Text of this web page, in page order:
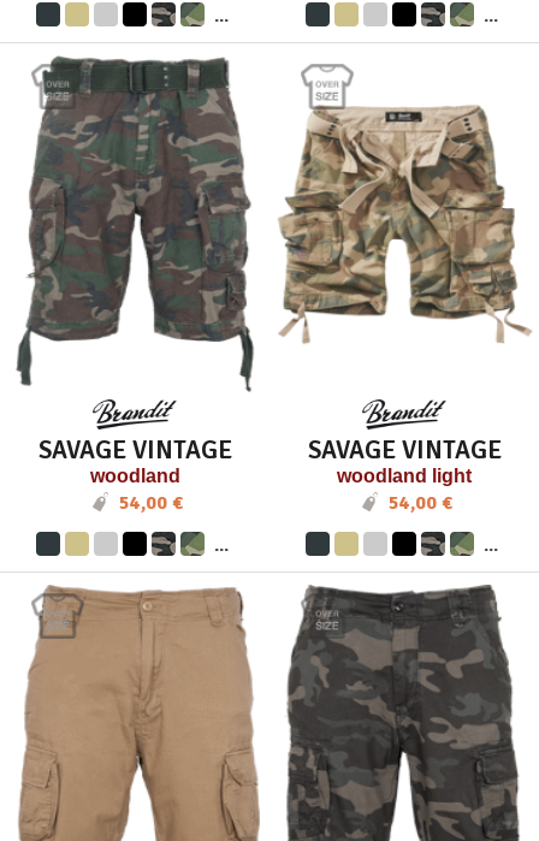
... ...
SAVAGE VINTAGE
woodland
54,00 €
...
SAVAGE VINTAGE
woodland light
54,00 €
...